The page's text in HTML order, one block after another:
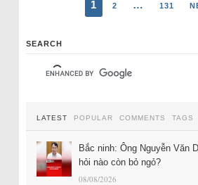
1 2 … 131
SEARCH
LATEST POPULAR COMMENTS TAGS
Bắc ninh: Ông Nguyễn Văn
hỏi nào còn bỏ ngỏ?
08/08/2026